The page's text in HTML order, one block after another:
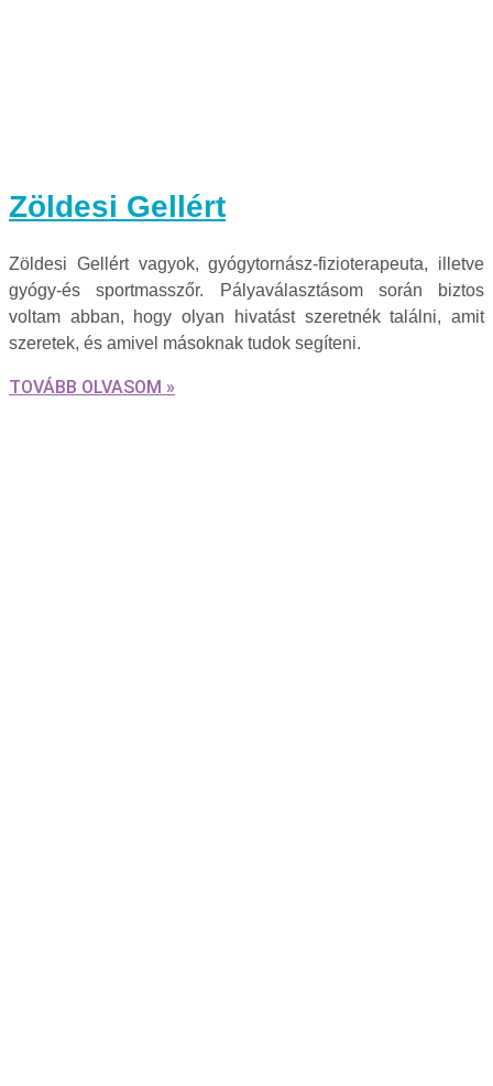
Zöldesi Gellért
Zöldesi Gellért vagyok, gyógytornász-fizioterapeuta, illetve
gyógy-és sportmasszőr. Pályaválasztásom során biztos
voltam abban, hogy olyan hivatást szeretnék találni, amit
szeretek, és amivel másoknak tudok segíteni.
TOVÁBB OLVASOM »